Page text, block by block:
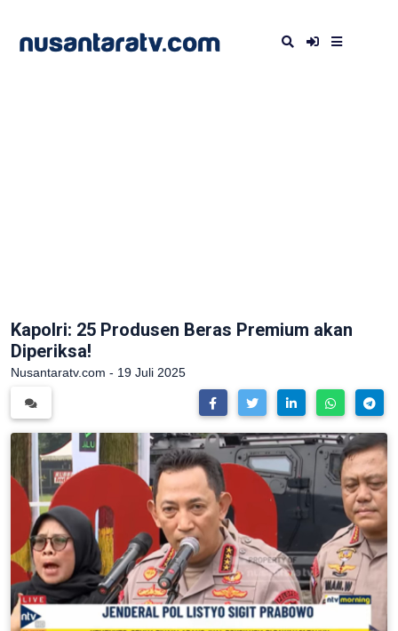
Kapolri: 25 Produsen Beras Premium akan
Diperiksa!
Nusantaratv.com - 19 Juli 2025